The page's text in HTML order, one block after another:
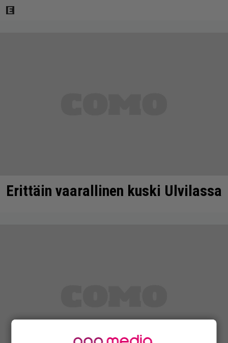
Erittäin vaarallinen kuski Ulvilassa